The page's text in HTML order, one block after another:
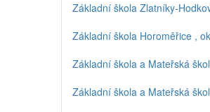
Základní škola Zlatníky-
Základní škola Horoměřice ,
Základní škola a Mateřská
Základní škola a Mateřská